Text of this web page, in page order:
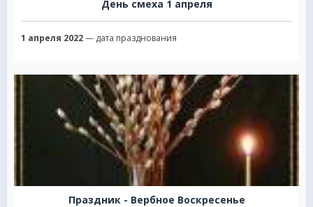
День смеха 1 апреля
1 апреля 2022— дата празднования
Праздник - Вербное Воскресенье